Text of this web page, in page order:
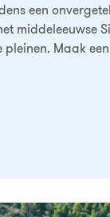
een
middeleeuwse
Maak